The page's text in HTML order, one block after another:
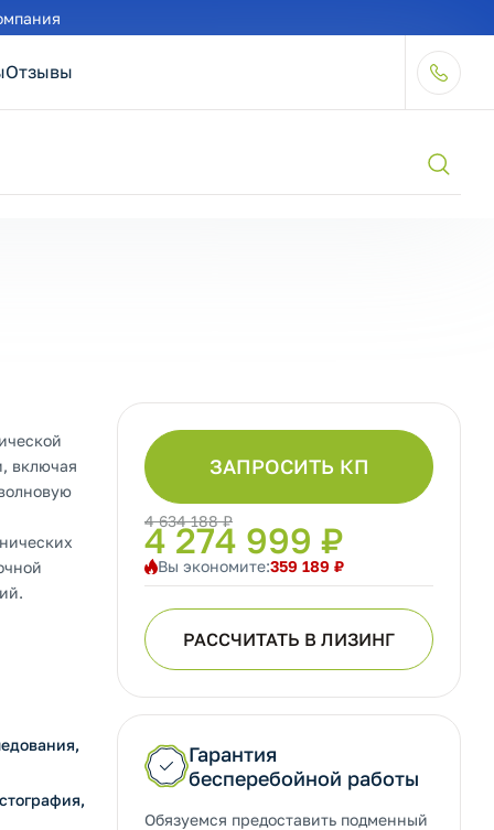
Отзывы
ЗАПРОСИТЬ КП
4 634 188 ₽
4 274 999 ₽
Вы экономите:359 189 ₽
РАССЧИТАТЬ В ЛИЗИНГ
Гарантия
бесперебойной работы
Обязуемся предоставить подменный
включая